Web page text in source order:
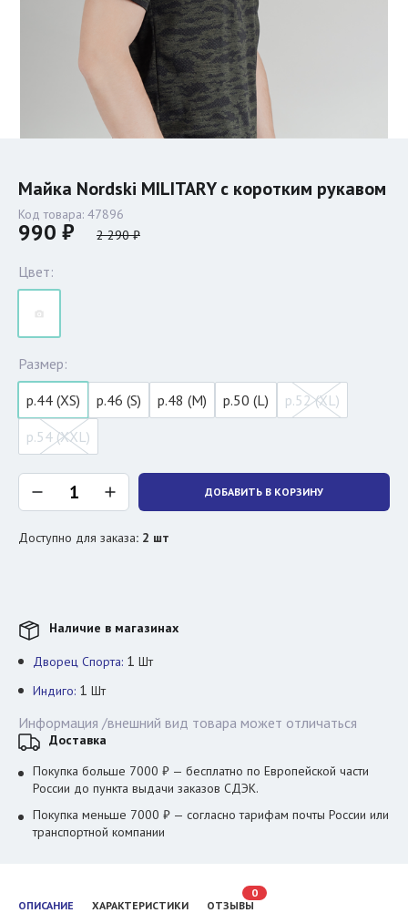
Майка Nordski MILITARY с коротким рукавом
Код товара: 47896
990 ₽ 2 290 ₽
Цвет:
Размер:
р.44 (XS)
р.46 (S) р.48 (M) р.50 (L)
р.52 (XL)
р.54 (XXL)
ДОБАВИТЬ В КОРЗИНУ
Доступно для заказа: 2 шт
ОПИСАНИЕ ХАРАКТЕРИСТИКИ ОТЗЫВЫ
0
Наличие в магазинах
Дворец Спорта: 1 Шт
Индиго: 1 Шт
Информация /внешний вид товара может отличаться
Доставка
Покупка больше 7000 ₽ — бесплатно по Европейской части
России до пункта выдачи заказов СДЭК.
Покупка меньше 7000 ₽ — согласно тарифам почты России или
транспортной компании